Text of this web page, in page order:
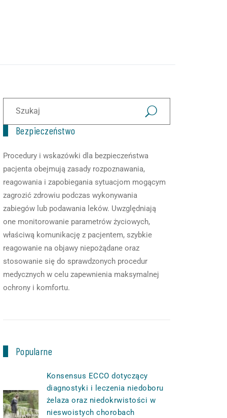
Bezpieczeństwo
Procedury i wskazówki dla bezpieczeństwa
pacjenta obejmują zasady rozpoznawania,
reagowania i zapobiegania sytuacjom mogącym
zagrozić zdrowiu podczas wykonywania
zabiegów lub podawania leków. Uwzględniają
one monitorowanie parametrów życiowych,
właściwą komunikację z pacjentem, szybkie
reagowanie na objawy niepożądane oraz
stosowanie się do sprawdzonych procedur
medycznych w celu zapewnienia maksymalnej
ochrony i komfortu.
Popularne
Konsensus ECCO dotyczący
diagnostyki i leczenia niedoboru
żelaza oraz niedokrwistości w
nieswoistych chorobach